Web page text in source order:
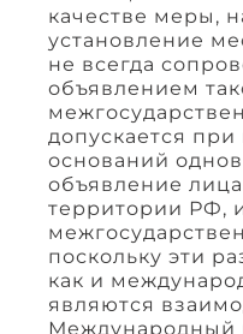
качестве меры,
установление
не всегда
объявлением
допускается
оснований
объявление
территории РФ,
поскольку эти
как и
являются
Международный